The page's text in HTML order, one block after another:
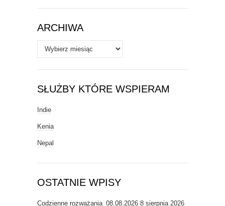
Tematy
ARCHIWA
Archiwa
SŁUŻBY KTÓRE WSPIERAM
Indie
Kenia
Nepal
OSTATNIE WPISY
Codzienne rozważania_08.08.2026 8 sierpnia 2026